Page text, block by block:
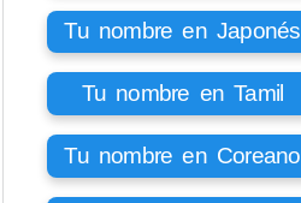
Tu nombre en Japonés
Tu nombre en Tamil
Tu nombre en Coreano